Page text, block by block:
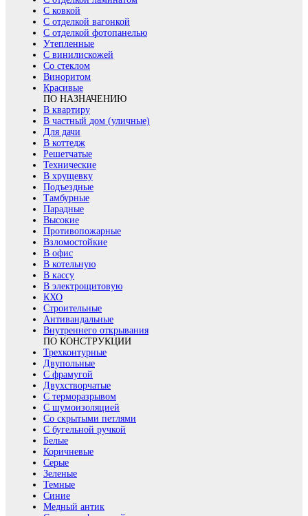
С ковкой
С отделкой вагонкой
С отделкой фотопанелью
Утепленные
С винилискожей
Со стеклом
Виноритом
Красивые
ПО НАЗНАЧЕНИЮ
В квартиру
В частный дом (уличные)
Для дачи
В коттедж
Решетчатые
Технические
В хрущевку
Подъездные
Тамбурные
Парадные
Высокие
Противопожарные
Взломостойкие
В офис
В котельную
В кассу
В электрощитовую
КХО
Строительные
Антивандальные
Внутреннего открывания
ПО КОНСТРУКЦИИ
Трехконтурные
Двупольные
С фрамугой
Двухстворчатые
С терморазрывом
С шумоизоляцией
Со скрытыми петлями
С бугельной ручкой
Белые
Коричневые
Серые
Зеленые
Темные
Синие
Медный антик